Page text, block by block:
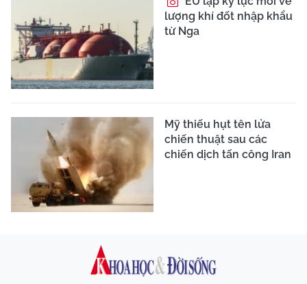
lượng khí đốt nhập khẩu
từ Nga
Mỹ thiếu hụt tên lửa
chiến thuật sau các
chiến dịch tấn công Iran